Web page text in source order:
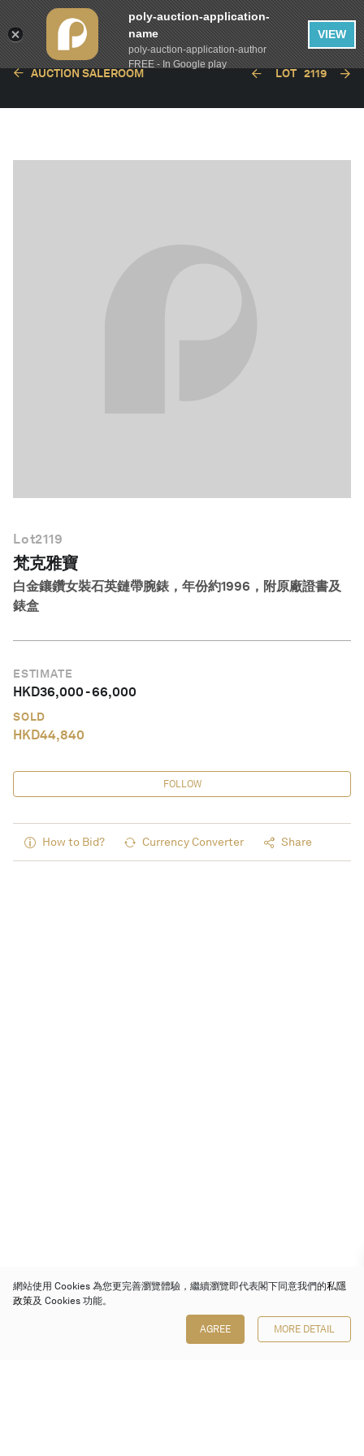
AUCTION SALEROOM LOT 2119
Lot2119
梵克雅寶
白金鑲鑽女裝石英鏈帶腕錶，年份約1996，附原廠證書及
錶盒
ESTIMATE
HKD36,000-66,000
SOLD
HKD44,840
FOLLOW
How to Bid? Currency Converter Share
網站使用 Cookies 為您更完善瀏覽體驗，繼續瀏覽即代表閣下同意我們的私隱
政策及 Cookies 功能。
AGREE MORE DETAIL
poly-auction-application-
name
poly-auction-application-author
FREE - In Google play
VIEW